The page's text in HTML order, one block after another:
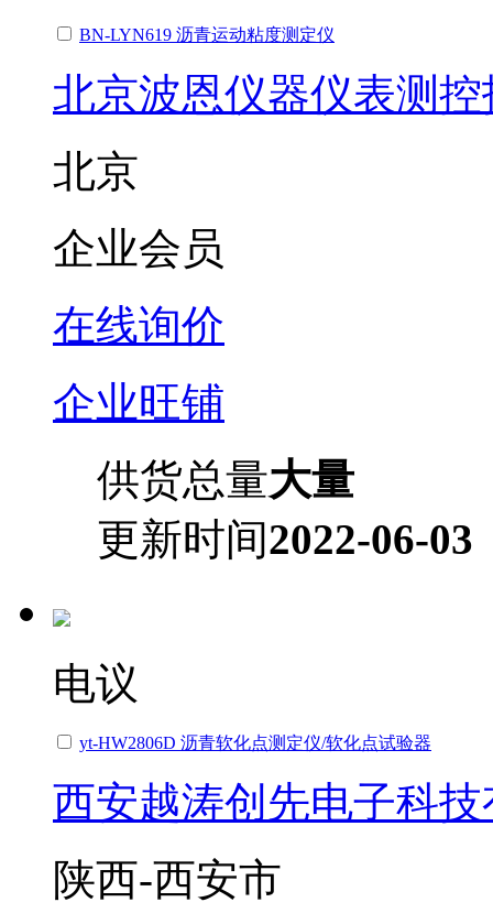
BN-LYN619 沥青运动粘度测定仪
北京波恩仪器仪表测
北京
企业会员
在线询价
企业旺铺
供货总量大量
更新时间2022-06-03
电议
yt-HW2806D 沥青软化点测定仪/软化点试验器
西安越涛创先电子科
陕西-西安市